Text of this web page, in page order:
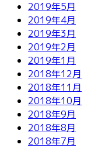
2019年5月
2019年4月
2019年3月
2019年2月
2019年1月
2018年12月
2018年11月
2018年10月
2018年9月
2018年8月
2018年7月